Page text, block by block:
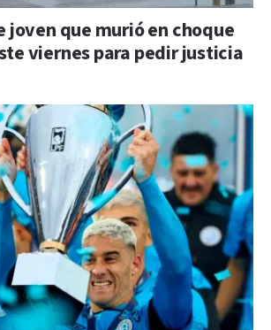
joven que murió en choque
viernes para pedir justicia